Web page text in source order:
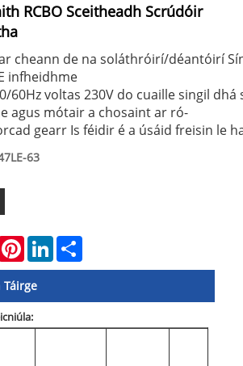
RCBO Sceitheadh ​​​​Scrúdóir
ar cheann de na soláthróirí/déantóirí
infheidhme
60Hz voltas 230V do cuaille singil
agus mótair a chosaint ar ró-
gearr Is féidir é a úsáid freisin le
63
PinterestLinkedIn
Táirge